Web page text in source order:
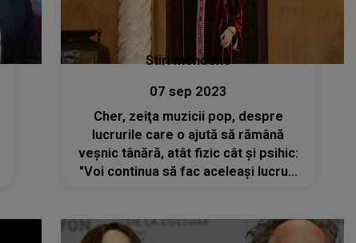
Stiri mondene
07 sep 2023
Cher, zeiţa muzicii pop, despre
lucrurile care o ajută să rămână
veșnic tânără, atât fizic cât și psihic:
"Voi continua să fac aceleași lucruri